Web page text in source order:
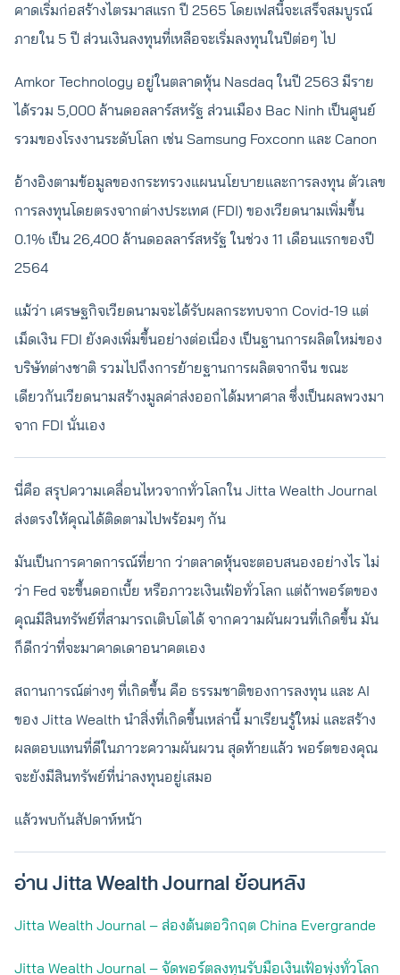
คาดเริ่มก่อสร้างไตรมาสแรก ปี 2565 โดยเฟสนี้จะเสร็จสมบูรณ์
ภายใน 5 ปี ส่วนเงินลงทุนที่เหลือจะเริ่มลงทุนในปีต่อๆ ไป
Amkor Technology อยู่ในตลาดหุ้น Nasdaq ในปี 2563 มีราย
ได้รวม 5,000 ล้านดอลลาร์สหรัฐ ส่วนเมือง Bac Ninh เป็นศูนย์
รวมของโรงงานระดับโลก เช่น Samsung Foxconn และ Canon
อ้างอิงตามข้อมูลของกระทรวงแผนนโยบายและการลงทุน ตัวเลข
การลงทุนโดยตรงจากต่างประเทศ (FDI) ของเวียดนามเพิ่มขึ้น
0.1% เป็น 26,400 ล้านดอลลาร์สหรัฐ ในช่วง 11 เดือนแรกของปี
2564
แม้ว่า เศรษฐกิจเวียดนามจะได้รับผลกระทบจาก Covid-19 แต่
เม็ดเงิน FDI ยังคงเพิ่มขึ้นอย่างต่อเนื่อง เป็นฐานการผลิตใหม่ของ
บริษัทต่างชาติ รวมไปถึงการย้ายฐานการผลิตจากจีน ขณะ
เดียวกันเวียดนามสร้างมูลค่าส่งออกได้มหาศาล ซึ่งเป็นผลพวงมา
จาก FDI นั่นเอง
นี่คือ สรุปความเคลื่อนไหวจากทั่วโลกใน Jitta Wealth Journal
ส่งตรงให้คุณได้ติดตามไปพร้อมๆ กัน
มันเป็นการคาดการณ์ที่ยาก ว่าตลาดหุ้นจะตอบสนองอย่างไร ไม่
ว่า Fed จะขึ้นดอกเบี้ย หรือภาวะเงินเฟ้อทั่วโลก แต่ถ้าพอร์ตของ
คุณมีสินทรัพย์ที่สามารถเติบโตได้ จากความผันผวนที่เกิดขึ้น มัน
ก็ดีกว่าที่จะมาคาดเดาอนาคตเอง
สถานการณ์ต่างๆ ที่เกิดขึ้น คือ ธรรมชาติของการลงทุน และ AI
ของ Jitta Wealth นำสิ่งที่เกิดขึ้นเหล่านี้ มาเรียนรู้ใหม่ และสร้าง
ผลตอบแทนที่ดีในภาวะความผันผวน สุดท้ายแล้ว พอร์ตของคุณ
จะยังมีสินทรัพย์ที่น่าลงทุนอยู่เสมอ
แล้วพบกันสัปดาห์หน้า
อ่าน Jitta Wealth Journal ย้อนหลัง
Jitta Wealth Journal – ส่องต้นตอวิกฤต China Evergrande
Jitta Wealth Journal – จัดพอร์ตลงทุนรับมือเงินเฟ้อพุ่งทั่วโลก